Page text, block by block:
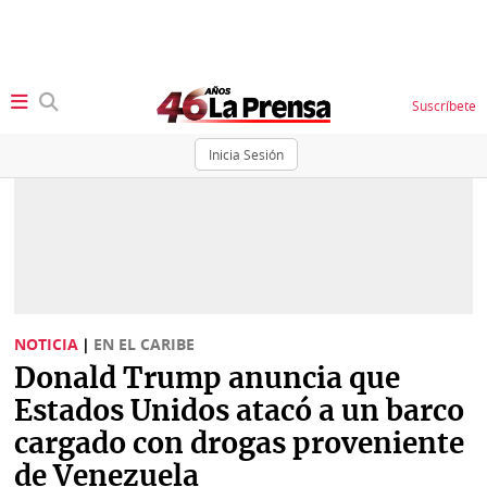
Inicia Sesión
Suscríbete
Sociedad
Judiciales
Política
Economía
K
Vivir+
NOTICIA | EN EL CARIBE
Donald Trump anuncia que
Estados Unidos atacó a un barco
cargado con drogas proveniente
de Venezuela